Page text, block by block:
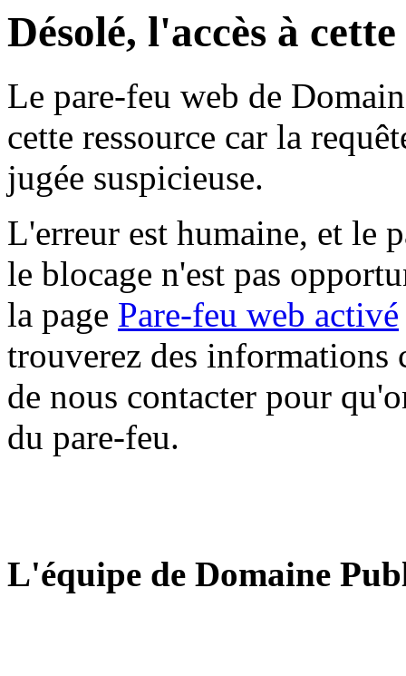
Désolé, l'accès à
Le pare-feu web de
cette ressource car la
jugée suspicieuse.
L'erreur est humaine, et le
le blocage n'est pas
la page Pare-feu web activé
trouverez des informations
de nous contacter pour
du pare-feu.
L'équipe de Domaine